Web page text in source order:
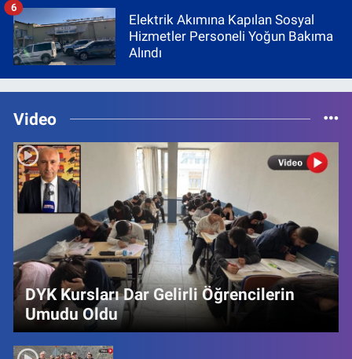
Elektrik Akımına Kapılan Sosyal
Hizmetler Personeli Yoğun Bakıma
Alındı
6
Video
DYK Kursları Dar Gelirli Öğrencilerin
Umudu Oldu